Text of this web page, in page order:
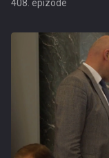
408. epizode